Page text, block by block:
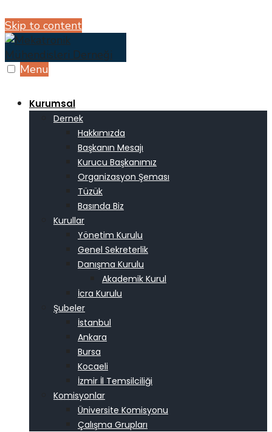
Skip to content
Menu
Kurumsal
Dernek
Hakkımızda
Başkanın Mesajı
Kurucu Başkanımız
Organizasyon Şeması
Tüzük
Basında Biz
Kurullar
Yönetim Kurulu
Genel Sekreterlik
Danışma Kurulu
Akademik Kurul
İcra Kurulu
Şubeler
İstanbul
Ankara
Bursa
Kocaeli
İzmir İl Temsilciliği
Komisyonlar
Üniversite Komisyonu
Çalışma Grupları